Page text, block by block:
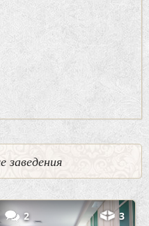
заведения
2 3